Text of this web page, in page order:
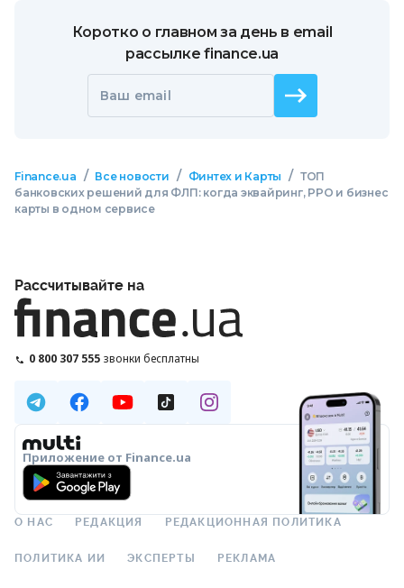
Коротко о главном за день в email
рассылке finance.ua
Ваш email
Finance.ua / Все новости / Финтех и Карты / ТОП
банковских решений для ФЛП: когда эквайринг, РРО и бизнес
карты в одном сервисе
Рассчитывайте на
0 800 307 555 звонки бесплатны
Приложение от Finance.ua
О НАС РЕДАКЦИЯ РЕДАКЦИОННАЯ ПОЛИТИКА
ПОЛИТИКА ИИ ЭКСПЕРТЫ РЕКЛАМА